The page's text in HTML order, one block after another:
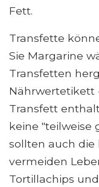
Fett.
Transfette
Sie Margarine
Transfetten
Nährwertetikett
Transfett
keine "teilweise
sollten auch die
vermeiden
Tortillachips